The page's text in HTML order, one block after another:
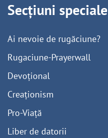
Secțiuni speciale
Ai nevoie de rugăciune?
Rugaciune-Prayerwall
Devoțional
Creaționism
Pro-Viață
Liber de datorii